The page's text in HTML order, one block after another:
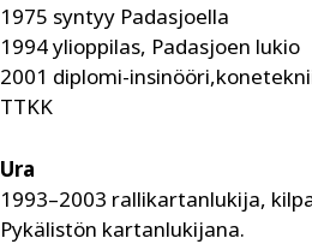
1975 syntyy Padasjoella
1994 ylioppilas, Padasjoen lukio
2001 diplomi-
TTKK
Ura
1993–2003 rallikartanlukija,
Pykälistön kartanlukijana.